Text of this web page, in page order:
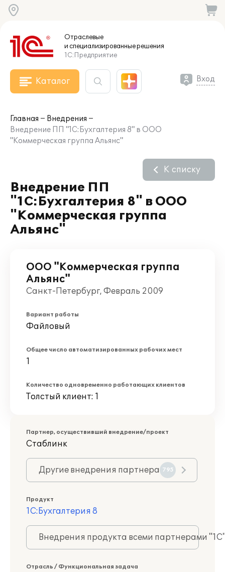
Отраслевые
и специализированныерешения
1С:Предприятие
Каталог Вход
Главная
Внедрения
Внедрение ПП "1С:Бухгалтерия 8" в ООО
"Коммерческая группа Альянс"
Внедрение ПП
"1С:Бухгалтерия 8" в ООО
"Коммерческая группа
Альянс"
К списку
ООО "Коммерческая группа
Альянс"
Санкт-Петербург, Февраль 2009
Вариант работы
Файловый
Общее число автоматизированных рабочих мест
1
Количество одновременно работающих клиентов
Толстый клиент: 1
Партнер, осуществивший внедрение/проект
Стаблинк
Другие внедрения партнера 795
Продукт
1С:Бухгалтерия 8
Внедрения продукта всеми партнерами
Отрасль / Функциональная задача